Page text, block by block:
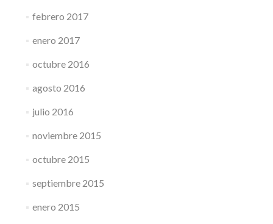
febrero 2017
enero 2017
octubre 2016
agosto 2016
julio 2016
noviembre 2015
octubre 2015
septiembre 2015
enero 2015